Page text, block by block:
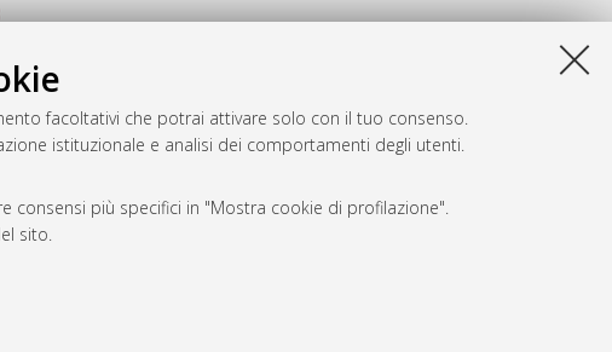
facoltativi che potrai attivare solo con il tuo consenso.
istituzionale e analisi dei comportamenti degli utenti.
consensi più specifici in "Mostra cookie di profilazione".
sito.